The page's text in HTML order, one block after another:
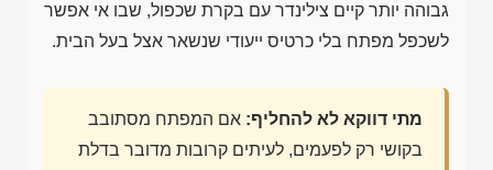
גבוהה יותר קיים צילינדר עם בקרת שכפול, שבו אי אפשר
לשכפל מפתח בלי כרטיס ייעודי שנשאר אצל בעל הבית.
מתי דווקא לא להחליף: אם המפתח מסתובב
בקושי רק לפעמים, לעיתים קרובות מדובר בדלת